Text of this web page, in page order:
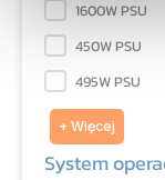
1600W PSU
450W PSU
495W PSU
+ Więcej
System